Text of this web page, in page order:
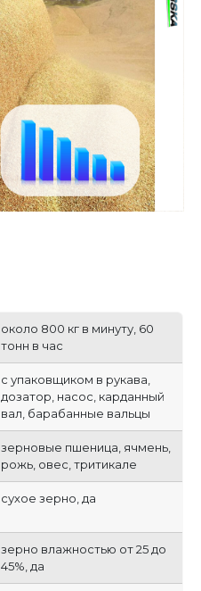
около 800 кг в минуту, 60
тонн в час
с упаковщиком в рукава,
дозатор, насос, карданный
вал, барабанные вальцы
зерновые пшеница, ячмень,
рожь, овес, тритикале
сухое зерно, да
зерно влажностью от 25 до
45%, да